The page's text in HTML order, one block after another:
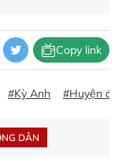
Copy link
#Kỳ Anh #Huyện
DÂN